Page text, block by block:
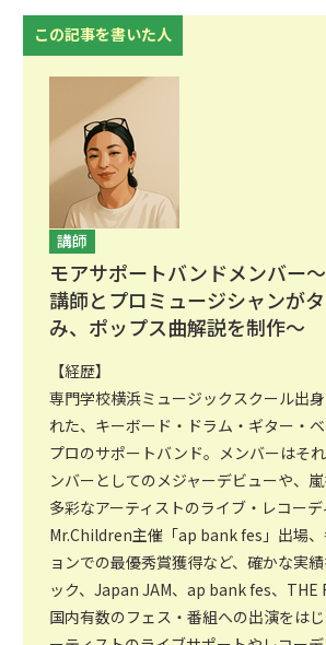
この記事を書いた人
講師
モアサポートバンドメンバー
講師とプロミュージシャンが
み、ポップス曲解説を制作〜
【経歴】
専門学校横浜ミュージックスクール出
れた、キーボード・ドラム・ギター・
プロのサポートバンド。メンバーはそ
ンバーとしてのメジャーデビューや、
多彩なアーティストのライブ・レコーデ
Mr.Children主催「ap bank fes」出場、
ョンでの最優秀賞獲得など、確かな実
ック、Japan JAM、ap bank fes、THE
国内有数のフェス・番組への出演をは